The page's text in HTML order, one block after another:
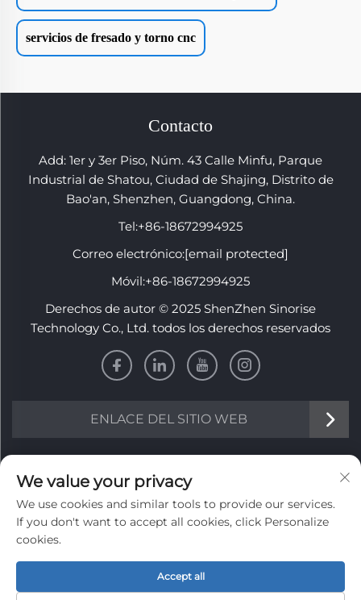
servicios de fresado y torno cnc
Contacto
Add: 1er y 3er Piso, Núm. 43 Calle Minfu, Parque
Industrial de Shatou, Ciudad de Shajing, Distrito de
Bao'an, Shenzhen, Guangdong, China.
Tel:+86-18672994925
Correo electrónico:[email protected]
Móvil:+86-18672994925
Derechos de autor © 2025 ShenZhen Sinorise
Technology Co., Ltd. todos los derechos reservados
ENLACE DEL SITIO WEB
INFORMACIÓN
Regístrate para recibir nuestro boletín semanal
Enviar
We value your privacy
We use cookies and similar tools to provide our services.
If you don't want to accept all cookies, click Personalize
cookies.
Accept all